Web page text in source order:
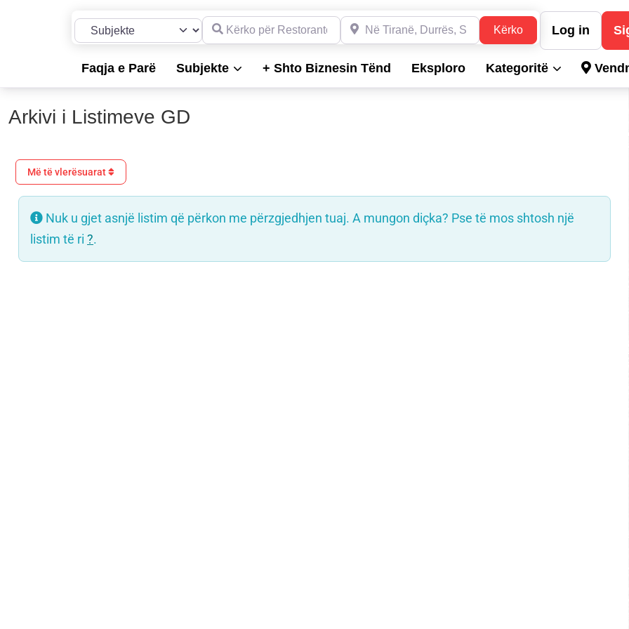
Përzgjidh llojin e kërkimitKërko për Restorante, Dyqane, Hotele, Produkte, Teknikë, Hidrualikë, etj.
Në Tiranë, Durrës, Shkodër, Sarandë dhe në gjithë
KërkoKërko Log in
Faqja e Parë Subjekte + Shto Biznesin Tënd Eksploro Kategoritë
Arkivi i Listimeve GD
Më të vlerësuarat
Nuk u gjet asnjë listim që përkon me përzgjedhjen tuaj. A mungon diçka? Pse të mos shtosh një
listim të ri ?.